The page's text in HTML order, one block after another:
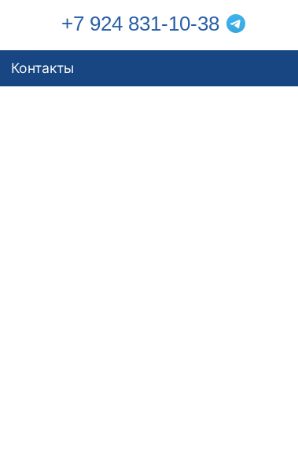
+7 924 831-10-38
Контакты